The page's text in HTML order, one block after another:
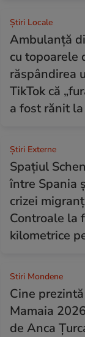
Știri Locale
Ambulanță
cu topoarele
răspândirea
TikTok că
a fost rănit
Știri Externe
Spațiul
între Spania
crizei
Controale la
kilometrice
Stiri Mondene
Cine
Mamaia
de Anca